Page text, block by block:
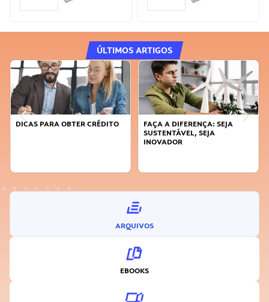
ÚLTIMOS ARTIGOS
DICAS PARA OBTER CRÉDITO
FAÇA A DIFERENÇA: SEJA
SUSTENTÁVEL, SEJA
INOVADOR
ARQUIVOS
EBOOKS